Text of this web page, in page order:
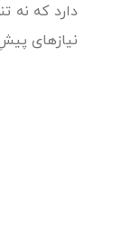
دارد که نه
نیازهای